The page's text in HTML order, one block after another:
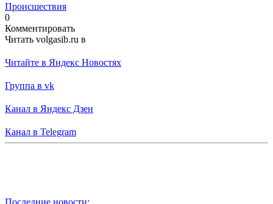
Происшествия
0
Комментировать
Читать volgasib.ru в
Читайте в Яндекс Новостях
Группа в vk
Канал в Яндекс Дзен
Канал в Telegram
Последние новости: